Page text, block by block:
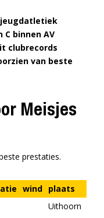
jeugdatletiek
C binnen AV
clubrecords
van beste
Meisjes
prestaties.
wind plaats
Uithoorn